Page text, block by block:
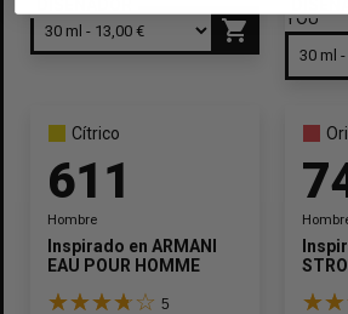
shopping_cart
Cítrico
611
Hombre
Inspirado en ARMANI
EAU POUR HOMME
5